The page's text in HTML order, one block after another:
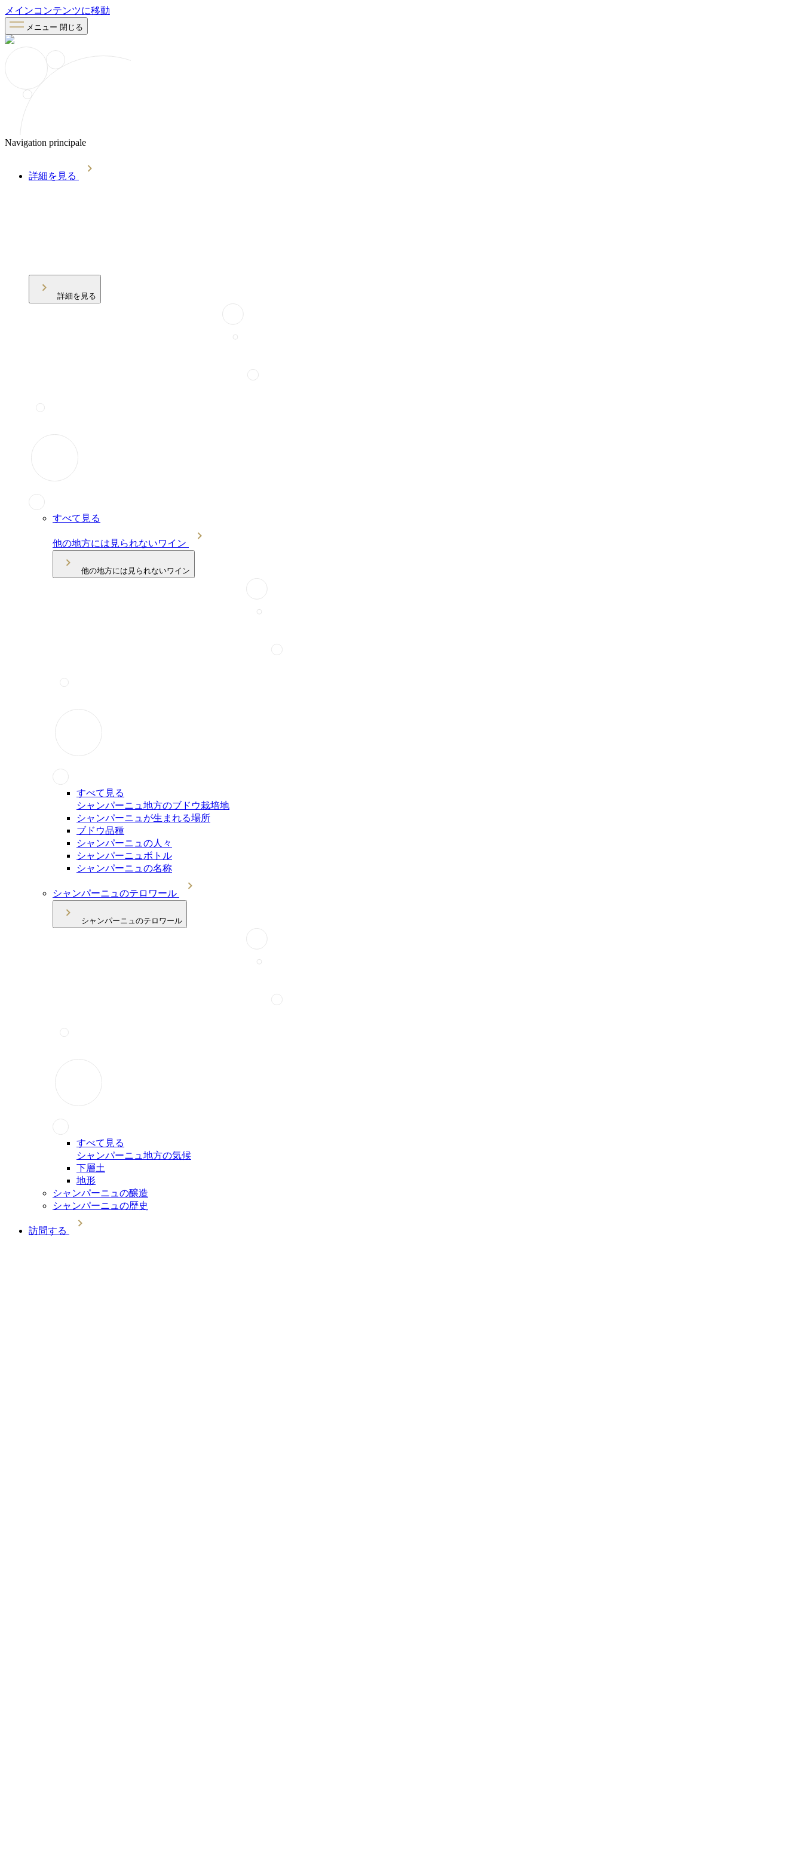
メインコンテンツに移動
メニュー 閉じる
Navigation principale
詳細を見る
詳細を見る
すべて見る
他の地方には見られないワイン
他の地方には見られないワイン
すべて見る
シャンパーニュ地方のブドウ栽培地
シャンパーニュが生まれる場所
ブドウ品種
シャンパーニュの人々
シャンパーニュボトル
シャンパーニュの名称
シャンパーニュのテロワール
シャンパーニュのテロワール
すべて見る
シャンパーニュ地方の気候
下層土
地形
シャンパーニュの醸造
シャンパーニュの歴史
訪問する